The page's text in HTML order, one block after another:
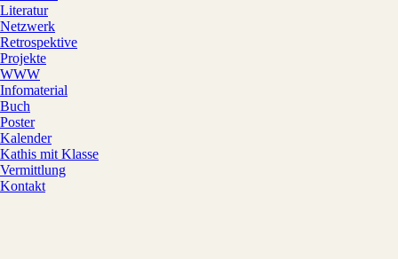
Literatur
Netzwerk
Retrospektive
Projekte
WWW
Infomaterial
Buch
Poster
Kalender
Kathis mit Klasse
Vermittlung
Kontakt